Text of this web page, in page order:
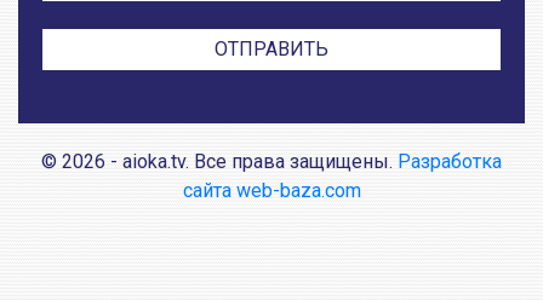
© 2026 - aioka.tv. Все права защищены. Разработка
сайта web-baza.com